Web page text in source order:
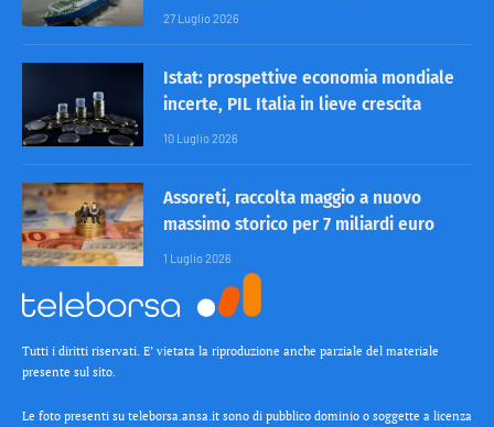
27 Luglio 2026
Istat: prospettive economia mondiale
incerte, PIL Italia in lieve crescita
10 Luglio 2026
Assoreti, raccolta maggio a nuovo
massimo storico per 7 miliardi euro
1 Luglio 2026
Tutti i diritti riservati. E’ vietata la riproduzione anche parziale del materiale
presente sul sito.
Le foto presenti su teleborsa.ansa.it sono di pubblico dominio o soggette a licenza